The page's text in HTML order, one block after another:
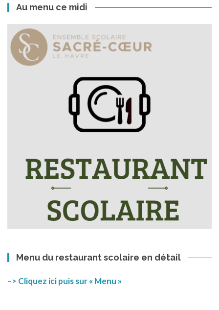
Au menu ce midi
Menu du restaurant scolaire en détail
–> Cliquez ici puis sur « Menu »